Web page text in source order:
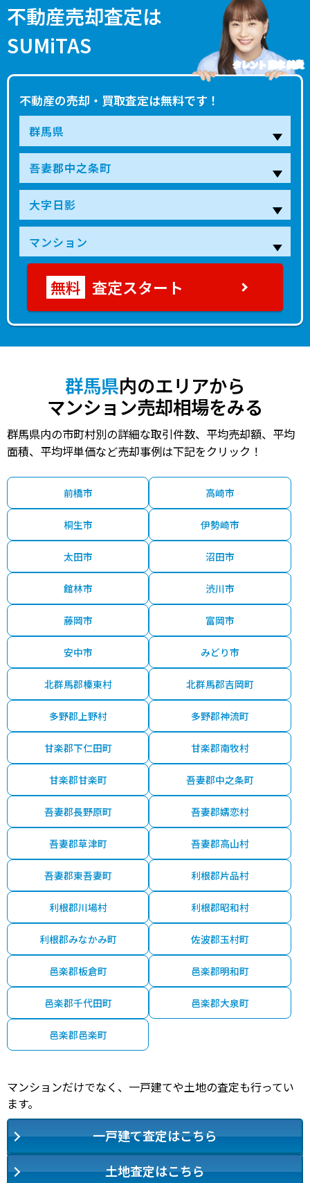
不動産売却査定は
SUMiTAS
不動産の売却・買取査定は無料です！
タレント 藤本 美貴
査定スタート
群馬県内のエリアから
マンション売却相場をみる
群馬県内の市町村別の詳細な取引件数、平均売却額、平均
面積、平均坪単価など売却事例は下記をクリック！
前橋市 高崎市
桐生市 伊勢崎市
太田市 沼田市
館林市 渋川市
藤岡市 富岡市
安中市 みどり市
北群馬郡榛東村 北群馬郡吉岡町
多野郡上野村 多野郡神流町
甘楽郡下仁田町 甘楽郡南牧村
甘楽郡甘楽町 吾妻郡中之条町
吾妻郡長野原町 吾妻郡嬬恋村
吾妻郡草津町 吾妻郡高山村
吾妻郡東吾妻町 利根郡片品村
利根郡川場村 利根郡昭和村
利根郡みなかみ町 佐波郡玉村町
邑楽郡板倉町 邑楽郡明和町
邑楽郡千代田町 邑楽郡大泉町
邑楽郡邑楽町
マンションだけでなく、一戸建てや土地の査定も行ってい
ます。
一戸建て査定はこちら
土地査定はこちら